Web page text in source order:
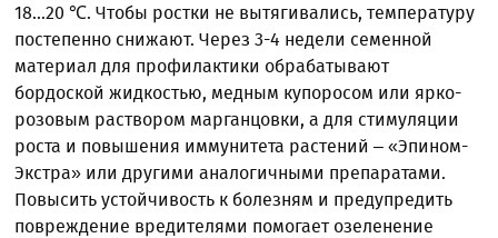
18...20 ℃. Чтобы ростки не вытягивались, температуру
постепенно снижают. Через 3-4 недели семенной
материал для профилактики обрабатывают
бордоской жидкостью, медным купоросом или ярко-
розовым раствором марганцовки, а для стимуляции
роста и повышения иммунитета растений – «Эпином-
Экстра» или другими аналогичными препаратами.
Повысить устойчивость к болезням и предупредить
повреждение вредителями помогает озеленение